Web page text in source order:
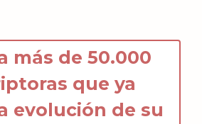
más de 50.000
que ya
evolución de su